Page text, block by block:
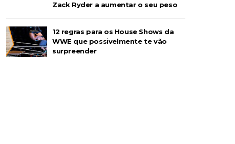
Zack Ryder a aumentar o seu peso
12 regras para os House Shows da
WWE que possivelmente te vão
surpreender